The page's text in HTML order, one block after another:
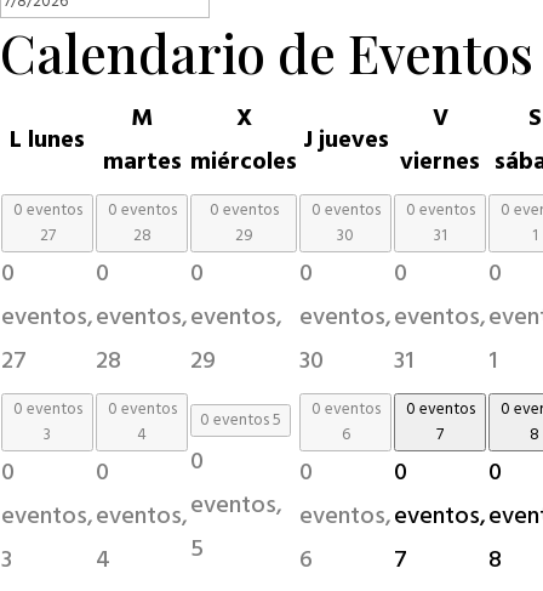
Calendario de Eventos
L lunes
M
martes
X
miércoles
Jjueves
V
viernes
S
0 eventos
27
0
eventos,
27
0 eventos
28
0
eventos,
28
0 eventos
29
0
eventos,
29
0 eventos
30
0
eventos,
30
0 eventos
31
0
eventos,
31
0
1
0
1
0 eventos
3
0
eventos,
3
0 eventos
4
0
eventos,
4
0 eventos5
0
eventos,
5
0 eventos
6
0
eventos,
6
0 eventos
7
0
eventos,
7
0
8
0
8